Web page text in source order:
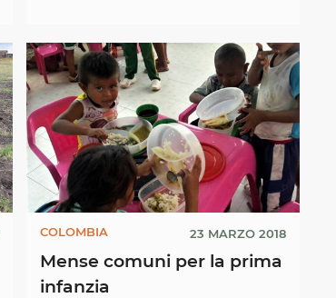
COLOMBIA 23 MARZO 2018
Mense comuni per la prima
infanzia